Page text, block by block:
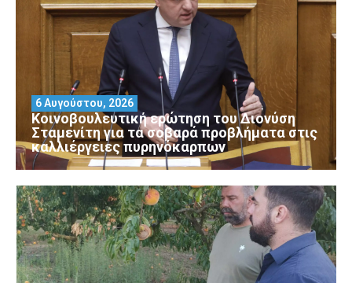
Κοινοβουλευτική ερώτηση του Διονύση
Σταμενίτη για τα σοβαρά προβλήματα στις
καλλιέργειες πυρηνόκαρπων
6 Αυγούστου, 2026